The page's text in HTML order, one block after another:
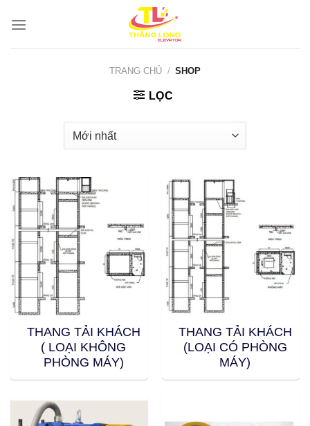
qua
TRANG CHỦ / SHOP
LỌC
THANG TẢI KHÁCH
( LOẠI KHÔNG
PHÒNG MÁY)
THANG TẢI KHÁCH
(LOẠI CÓ PHÒNG
MÁY)